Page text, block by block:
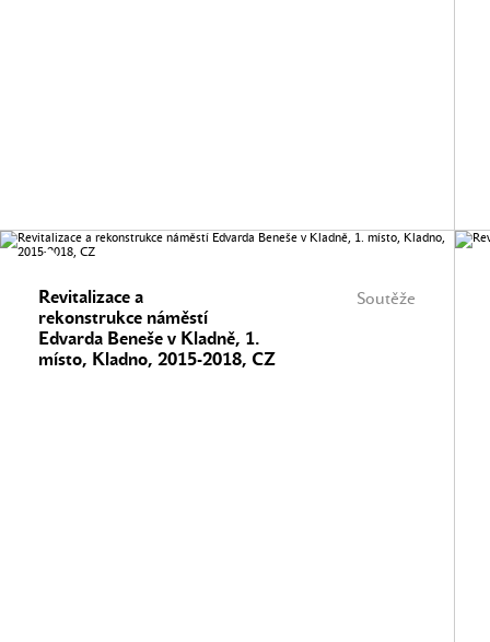
Soutěže
Revitalizace a
rekonstrukce náměstí
Edvarda Beneše v Kladně, 1.
místo, Kladno, 2015-2018, CZ